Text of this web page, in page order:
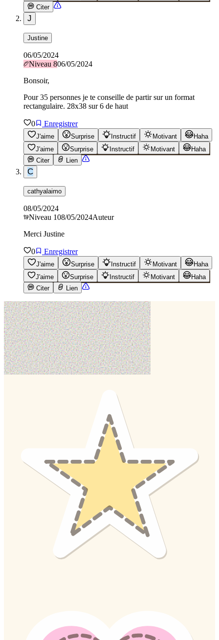
Citer
J
Justine
06/05/2024
Niveau 806/05/2024
Bonsoir,
Pour 35 personnes je te conseille de partir sur un format
rectangulaire. 28x38 sur 6 de haut
0 Enregistrer
J'aime Surprise Instructif Motivant
Haha
J'aime
Surprise Instructif Motivant
Haha
Citer
Lien
C
cathyalaimo
08/05/2024
Niveau 108/05/2024Auteur
Merci Justine
0 Enregistrer
J'aime Surprise Instructif Motivant
Haha
J'aime
Surprise Instructif Motivant
Haha
Citer
Lien